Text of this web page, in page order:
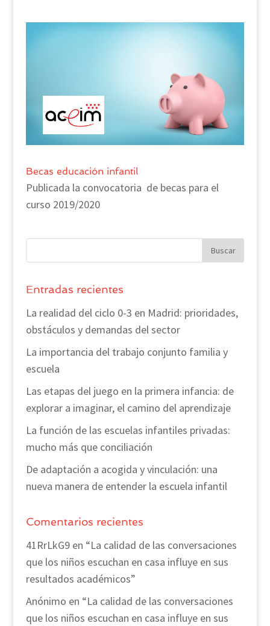
Becas educación infantil
Publicada la convocatoria de becas para el
curso 2019/2020
Entradas recientes
La realidad del ciclo 0-3 en Madrid: prioridades,
obstáculos y demandas del sector
La importancia del trabajo conjunto familia y
escuela
Las etapas del juego en la primera infancia: de
explorar a imaginar, el camino del aprendizaje
La función de las escuelas infantiles privadas:
mucho más que conciliación
De adaptación a acogida y vinculación: una
nueva manera de entender la escuela infantil
Comentarios recientes
41RrLkG9en “La calidad de las conversaciones
que los niños escuchan en casa influye en sus
resultados académicos”
Anónimo en “La calidad de las conversaciones
que los niños escuchan en casa influye en sus